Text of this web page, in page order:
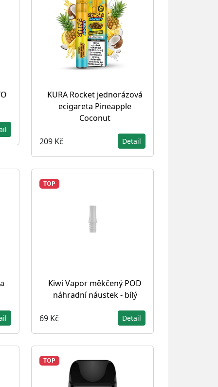
KURA Rocket jednorázová
ecigareta Pineapple
Coconut
209 Kč Detail
TOP
Kiwi Vapor měkčený POD
náhradní náustek - bílý
69 Kč Detail
TOP